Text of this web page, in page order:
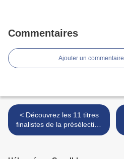
Commentaires
Ajouter un commentaire
< Découvrez les 11 titres
finalistes de la présélection
de Saint-Marin